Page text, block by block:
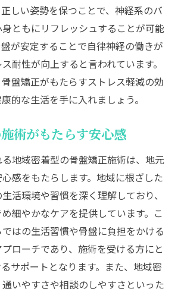
しい姿勢を保つことで、神経系のバ
ともにリフレッシュすることが可能
が安定することで自律神経の働きが
耐性が向上すると言われています。
盤矯正がもたらすストレス軽減の効
的な生活を手に入れましょう。
術がもたらす安心感
地域密着型の骨盤矯正施術は、地元
感をもたらします。地域に根ざした
活環境や習慣を深く理解しており、
細やかなケアを提供しています。こ
はの生活習慣や骨盤に負担をかける
ローチであり、施術を受ける方にと
サポートとなります。また、地域密
いやすさや相談のしやすさといった